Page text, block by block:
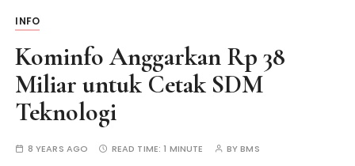
INFO
Kominfo Anggarkan Rp 38
Miliar untuk Cetak SDM
Teknologi
8 YEARS AGO READ TIME:1 MINUTE BYBMS